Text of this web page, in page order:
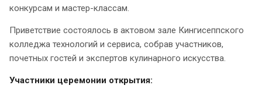
конкурсам и мастер-классам.
Приветствие состоялось в актовом зале Кингисеппского
колледжа технологий и сервиса, собрав участников,
почетных гостей и экспертов кулинарного искусства.
Участники церемонии открытия: